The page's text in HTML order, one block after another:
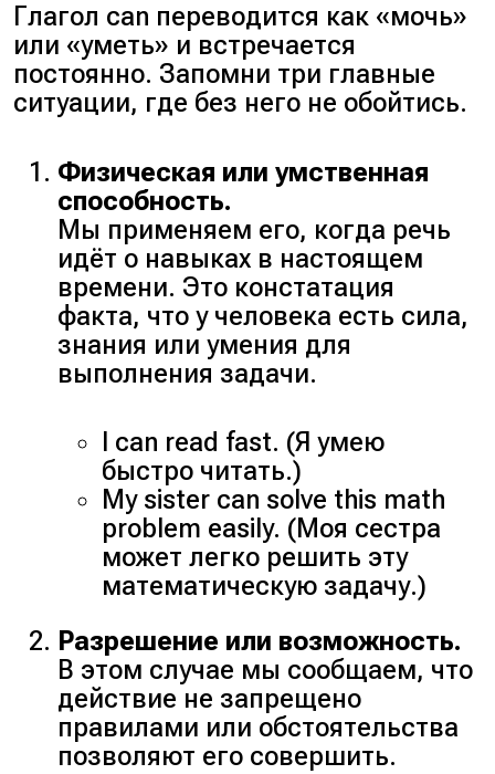
Глагол can переводится как «мочь»
или «уметь» и встречается
постоянно. Запомни три главные
ситуации, где без него не обойтись.
Физическая или умственная
способность.
Мы применяем его, когда речь
идёт о навыках в настоящем
времени. Это констатация
факта, что у человека есть сила,
знания или умения для
выполнения задачи.
I can read fast. (Я умею
быстро читать.)
My sister can solve this math
problem easily. (Моя сестра
может легко решить эту
математическую задачу.)
Разрешение или возможность.
В этом случае мы сообщаем, что
действие не запрещено
правилами или обстоятельства
позволяют его совершить.